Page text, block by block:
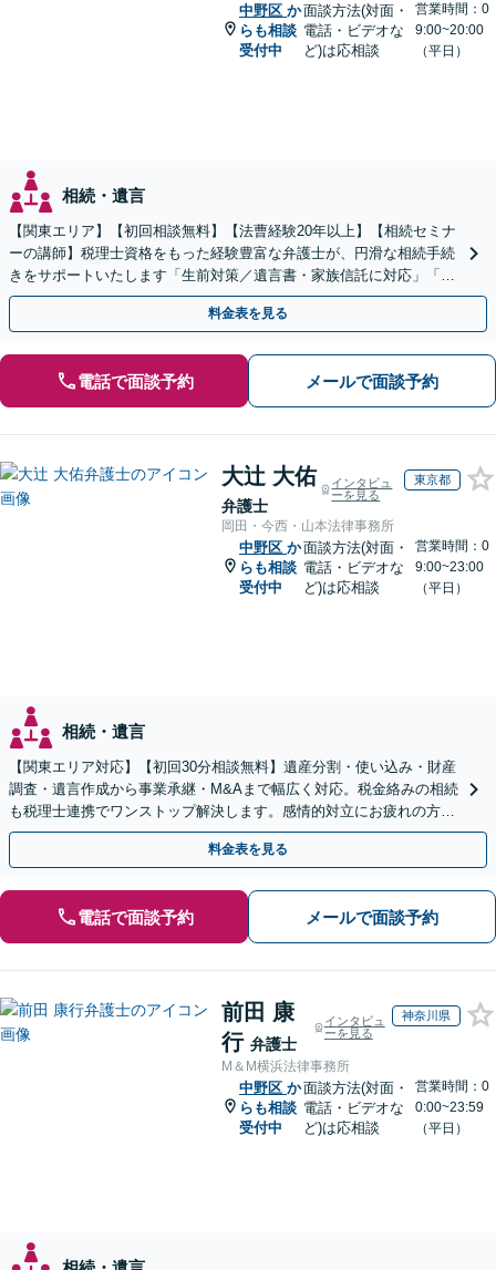
中野区 か
らも相談
受付中
面談方法(対面・
電話・ビデオな
ど)は応相談
営業時間：0
9:00~20:00
（平日）
相続・遺言
【関東エリア】【初回相談無料】【法曹経験20年以上】【相続セミナ
ーの講師】税理士資格をもった経験豊富な弁護士が、円滑な相続手続
きをサポートいたします「生前対策／遺言書・家族信託に対応」「遺
産整理業務の代行あり」【電話相談】
料金表を見る
電話で面談予約 メールで面談予約
大辻 大佑
弁護士
インタビュ
ーを見る
東京都
岡田・今西・山本法律事務所
中野区 か
らも相談
受付中
面談方法(対面・
電話・ビデオな
ど)は応相談
営業時間：0
9:00~23:00
（平日）
相続・遺言
【関東エリア対応】【初回30分相談無料】遺産分割・使い込み・財産
調査・遺言作成から事業承継・M&Aまで幅広く対応。税金絡みの相続
も税理士連携でワンストップ解決します。感情的対立にお疲れの方や
紛争予防をご検討の方も、お気軽にご相談ください。
料金表を見る
電話で面談予約 メールで面談予約
前田 康
行 弁護士
インタビュ
ーを見る
神奈川県
M＆M横浜法律事務所
中野区 か
らも相談
受付中
面談方法(対面・
電話・ビデオな
ど)は応相談
営業時間：0
0:00~23:59
（平日）